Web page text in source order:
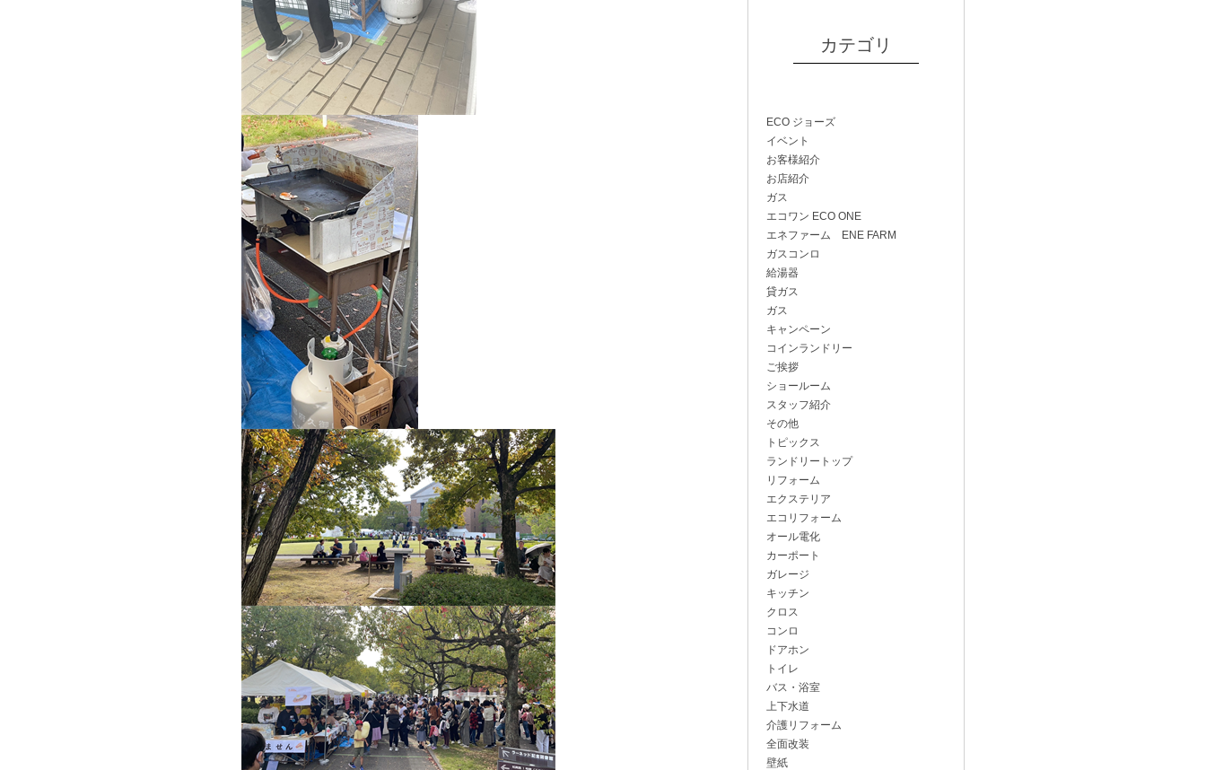
カテゴリ
ECO ジョーズ
イベント
お客様紹介
お店紹介
ガス
エコワン ECO ONE
エネファーム ENE FARM
ガスコンロ
給湯器
貸ガス
ガス
キャンペーン
コインランドリー
ご挨拶
ショールーム
スタッフ紹介
その他
トピックス
ランドリートップ
リフォーム
エクステリア
エコリフォーム
オール電化
カーポート
ガレージ
キッチン
クロス
コンロ
ドアホン
トイレ
バス・浴室
上下水道
介護リフォーム
全面改装
壁紙